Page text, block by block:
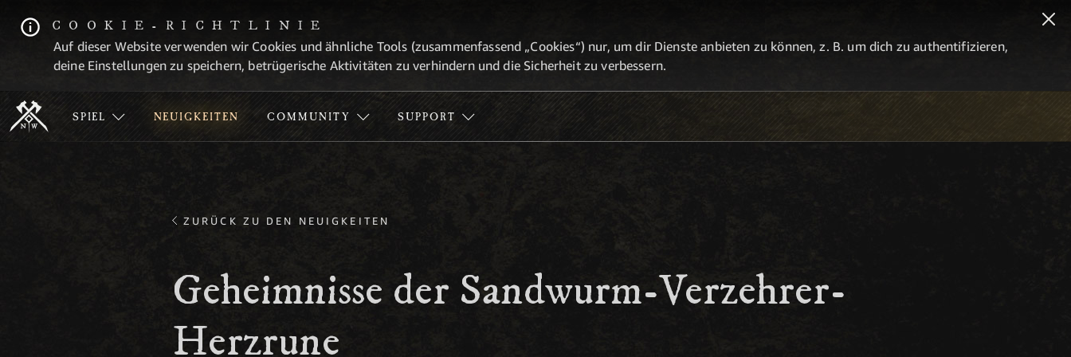
COOKIE-RICHTLINIE
Auf dieser Website verwenden wir Cookies und ähnliche Tools (zusammenfassend „Cookies“) nur, um dir Dienste anbieten zu können, z. B. um dich zu authentifizieren,
deine Einstellungen zu speichern, betrügerische Aktivitäten zu verhindern und die Sicherheit zu verbessern.
SPIEL NEUIGKEITEN COMMUNITY SUPPORT
ZURÜCK ZU DEN NEUIGKEITEN
Geheimnisse der Sandwurm-Verzehrer-
Herzrune